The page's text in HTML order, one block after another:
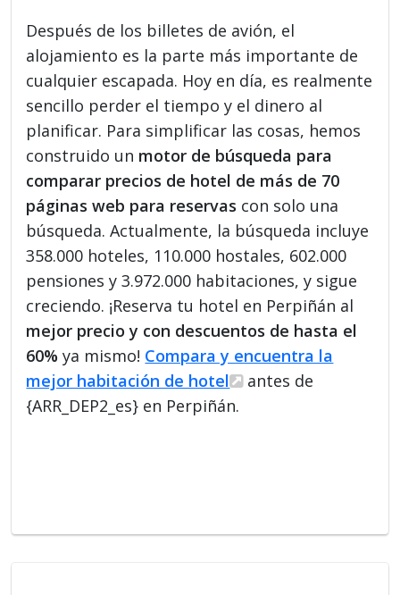
Después de los billetes de avión, el
alojamiento es la parte más importante de
cualquier escapada. Hoy en día, es realmente
sencillo perder el tiempo y el dinero al
planificar. Para simplificar las cosas, hemos
construido un motor de búsqueda para
comparar precios de hotel de más de 70
páginas web para reservas con solo una
búsqueda. Actualmente, la búsqueda incluye
358.000 hoteles, 110.000 hostales, 602.000
pensiones y 3.972.000 habitaciones, y sigue
creciendo. ¡Reserva tu hotel en Perpiñán al
mejor precio y con descuentos de hasta el
60% ya mismo! Compara y encuentra la
mejor habitación de hotel
antes de
{ARR_DEP2_es} en Perpiñán.